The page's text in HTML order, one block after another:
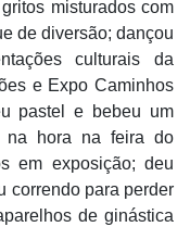
misturados com
de diversão; dançou
culturais da
e Expo Caminhos
pastel e bebeu um
na hora na feira do
em exposição; deu
correndo para perder
de ginástica